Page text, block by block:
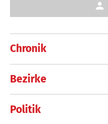
Chronik
Bezirke
Politik